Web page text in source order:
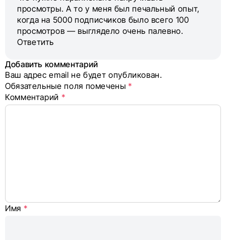
просмотры. А то у меня был печальный опыт,
когда на 5000 подписчиков было всего 100
просмотров — выглядело очень палевно.
Ответить
Добавить комментарий
Ваш адрес email не будет опубликован.
Обязательные поля помечены*
Комментарий *
Имя *
Alternative: